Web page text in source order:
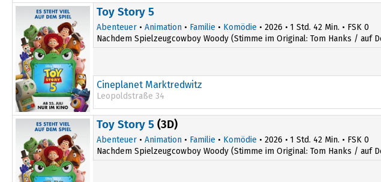
16:00
Toy Story 5
Abenteuer • Animation • Familie • Komödie • 2026 • 1 Std. 42 Min. • FSK 0
Nachdem Spielzeugcowboy Woody (Stimme im Original: Tom Hanks / auf
Cineplanet Marktredwitz
Leopoldstraße 34
15:30
Toy Story 5 (3D)
Abenteuer • Animation • Familie • Komödie • 2026 • 1 Std. 42 Min. • FSK 0
Nachdem Spielzeugcowboy Woody (Stimme im Original: Tom Hanks / auf